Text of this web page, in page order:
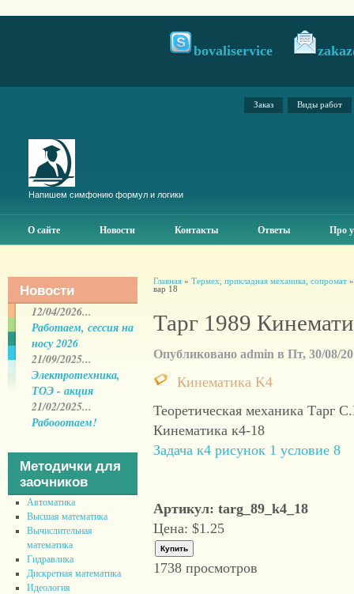
bovaliservice
Заказ Виды работ
Напишем симфонию формул и логики
О сайте Новости Контакты Ответы Про
Новости
12/04/2026...
Работаем, сессия на
носу 2026
21/09/2025...
Электротехника,
ТОЭ - акция
21/02/2025...
Рабооотаем!
Методички для
заочников
Автоматика
Высшая математика
Вычислительная
математика
Гидравлика
Дискретная математика
Идеология
Главная» Термех, прикладная механика, сопромат
вар 18
Тарг 1989
Опубликовано admin в Пт, 30/08/
Кинематика K4
Теоретическая механика Тарг
Кинематика к4-18
Задача к4 рисунок 1 условие 8
Артикул: targ_89_k4_18
Цена: $1.25
1738 просмотров